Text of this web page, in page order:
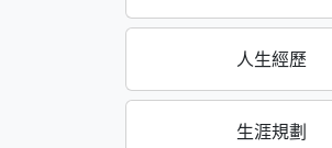
人生經歷
生涯規劃